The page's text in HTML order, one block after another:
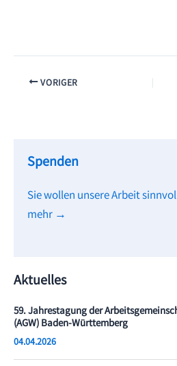
VORIGER
Spenden
Sie wollen unsere Arbeit
mehr →
Aktuelles
59. Jahrestagung der
(AGW) Baden-Württemberg
04.04.2026